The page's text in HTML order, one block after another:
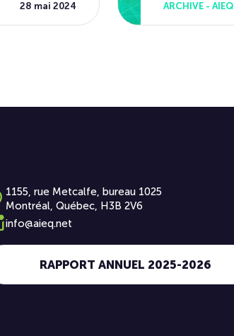
28 mai 2024 ARCHIVE - AIEQ
linkedin
icon-vimeo
1155, rue Metcalfe, bureau 1025
Montréal, Québec, H3B 2V6
info@aieq.net
RAPPORT ANNUEL 2025-2026